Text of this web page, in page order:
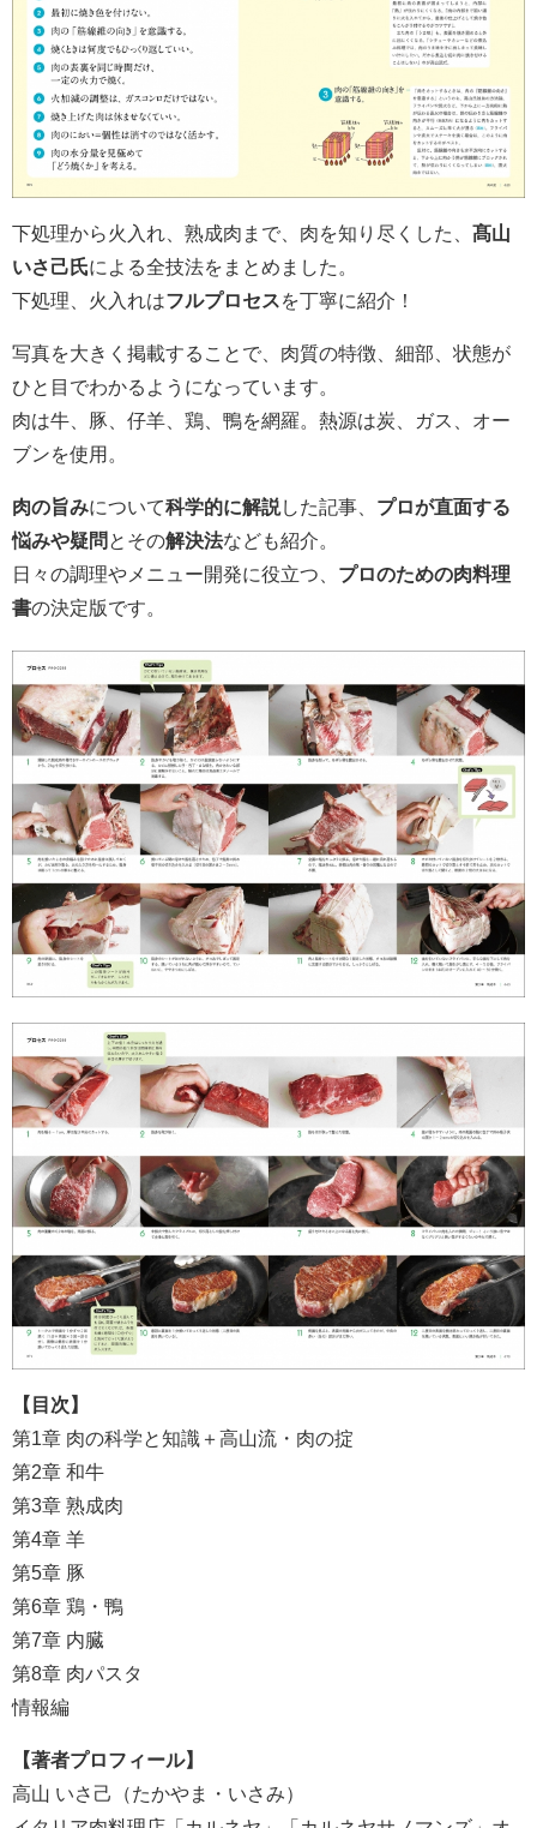
下処理から火入れ、熟成肉まで、肉を知り尽くした、 髙山
いさ己氏による全技法をまとめました。
下処理、火入れはフルプロセスを丁寧に紹介！
写真を大きく掲載することで、肉質の特徴、細部、状態が
ひと目でわかるようになっています。
肉は牛、豚、仔羊、鶏、鴨を網羅。熱源は炭、ガス、オー
ブンを使用。
肉の旨みについて科学的に解説した記事、 プロが直面する
悩みや疑問 とその解決法なども紹介。
日々の調理やメニュー開発に役立つ、 プロのための肉料理
書の決定版です。
【目次】
第1章 肉の科学と知識＋高山流・肉の掟
第2章 和牛
第3章 熟成肉
第4章 羊
第5章 豚
第6章 鶏・鴨
第7章 内臓
第8章 肉パスタ
情報編
【著者プロフィール】
高山 いさ己（たかやま・いさみ）